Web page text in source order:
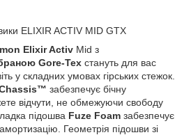
ELIXIR ACTIV MID GTX
Elixir Activ Mid з
Gore-Tex стануть для вас
у складних умовах гірських стежок.
забезпечує бічну
відчути, не обмежуючи свободу
підошва Fuze Foam забезпечує
Геометрія підошви зі